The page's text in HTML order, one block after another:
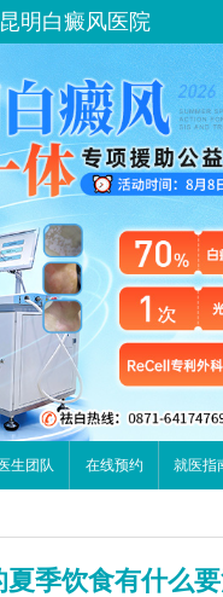
昆明白癜风医院
医生团队 在线预约 就医指
夏季饮食有什么